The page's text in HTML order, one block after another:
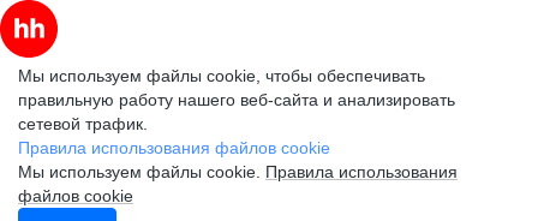
Мы используем файлы cookie, чтобы обеспечивать
правильную работу нашего веб-сайта и анализировать
сетевой трафик.
Правила использования файлов cookie
Мы используем файлы cookie. Правила использования
файлов cookie